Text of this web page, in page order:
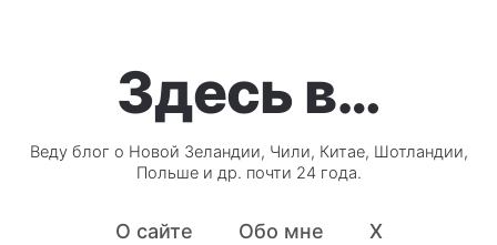
Здесь в…
Веду блог о Новой Зеландии, Чили, Китае, Шотландии,
Польше и др. почти 24 года.
О сайте Обо мне X